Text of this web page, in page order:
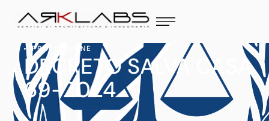
PROFESSIONE
DECRETO SALVA CASA
69-2024